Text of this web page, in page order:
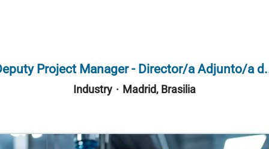
Project Manager - Director/a Adjunto/a
Industry · Madrid, Brasilia